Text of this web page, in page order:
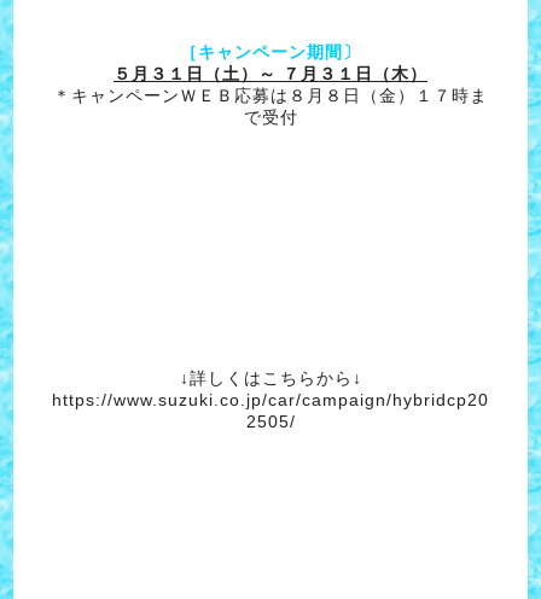
［キャンペーン期間〕
５月３１日（土）～ ７月３１日（木）
＊キャンペーンＷＥＢ応募は８月８日（金）１７時ま
で受付
↓詳しくはこちらから↓
https://www.suzuki.co.jp/car/campaign/hybridcp20
2505/